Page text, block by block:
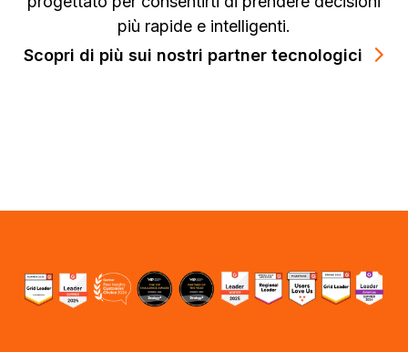
più rapide e intelligenti.
Scopri di più sui nostri partner tecnologici